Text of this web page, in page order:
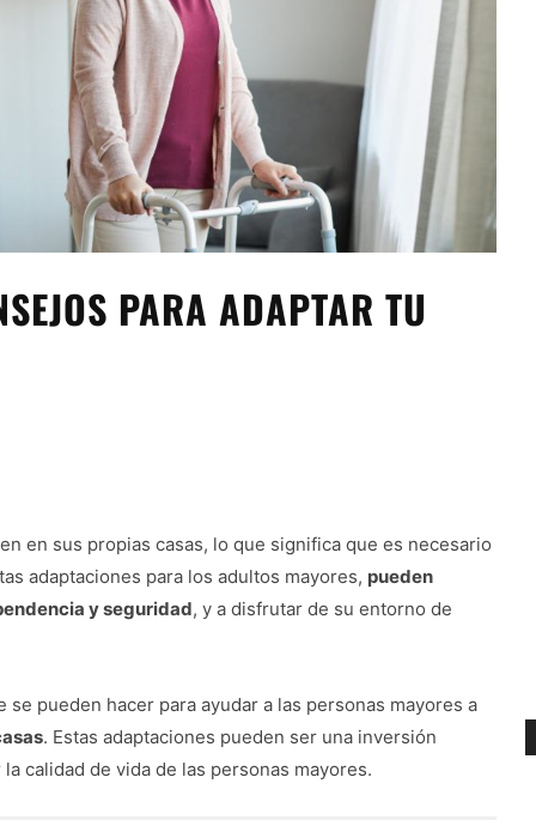
PARA ADAPTAR TU
en sus propias casas, lo que significa que es necesario
adaptaciones para los adultos mayores, pueden
y seguridad, y a disfrutar de su entorno de
pueden hacer para ayudar a las personas mayores a
. Estas adaptaciones pueden ser una inversión
calidad de vida de las personas mayores.